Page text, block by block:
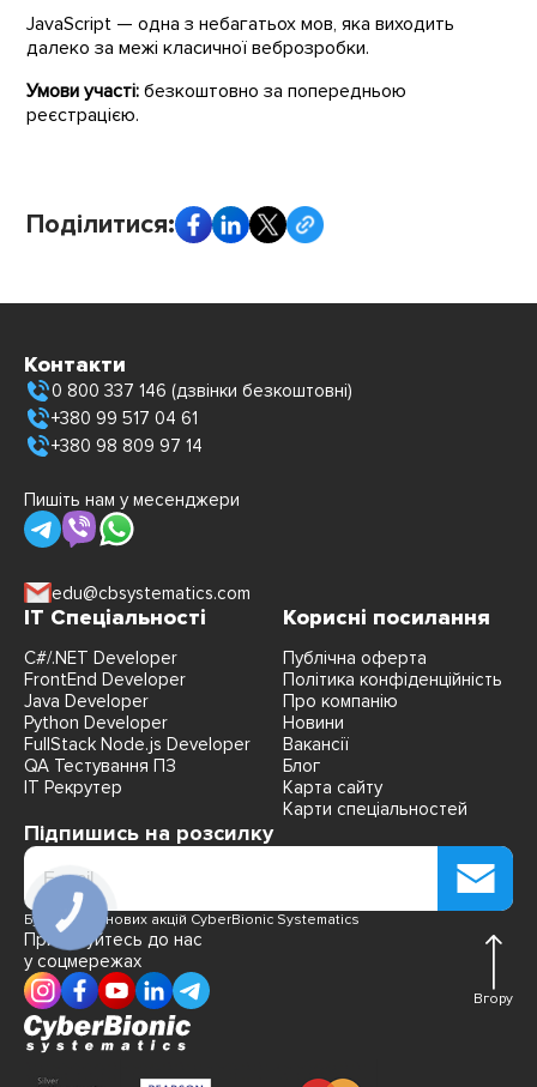
JavaScript — одна з небагатьох мов, яка виходить
далеко за межі класичної веброзробки.
Умови участі: безкоштовно за попередньою
реєстрацією.
Поділитися:
Контакти
0 800 337 146 (дзвінки безкоштовні)
+380 99 517 04 61
+380 98 809 97 14
Пишіть нам у месенджери
edu@cbsystematics.com
IT Спеціальності
C#/.NET Developer
FrontEnd Developer
Java Developer
Python Developer
FullStack Node.js Developer
QA Тестування ПЗ
IT Рекрутер
Корисні посилання
Публічна оферта
Політика конфіденційність
Про компанію
Новини
Вакансії
Блог
Карта сайту
Карти спеціальностей
Підпишись на розсилку
Будь в курсі нових акцій CyberBionic Systematics
Приєднуйтесь до нас
у соцмережах
Вгору
КНОПКА
ЗВ'ЯЗКУ